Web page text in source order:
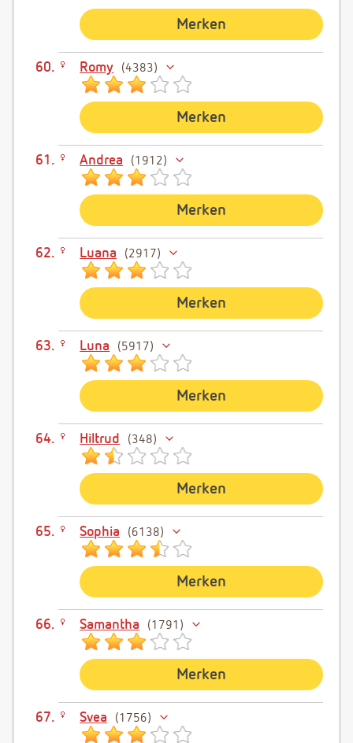
Merken
Romy 4383
Merken
Andrea 1912
Merken
Luana 2917
Merken
Luna 5917
Merken
Hiltrud 348
Merken
Sophia 6138
Merken
Samantha 1791
Merken
Svea 1756